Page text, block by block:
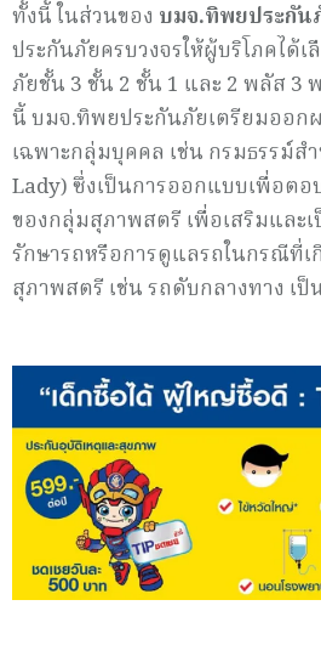
ทั้งนี้ ในส่วนของ บมจ.ทิพยประกัน
ประกันภัยครบวงจรให้ผู้บริโภคได้
ภัยชั้น 3 ชั้น 2 ชั้น 1 และ 2 พลัส 3
นี้ บมจ.ทิพยประกันภัยเตรียมออ
เฉพาะกลุ่มบุคคล เช่น กรมธรรม์ส
Lady) ซึ่งเป็นการออกแบบเพื่อต
ของกลุ่มสุภาพสตรี เพื่อเสริมและ
รักษารถหรือการดูแลรถในกรณีที่เ
สุภาพสตรี เช่น รถดับกลางทาง เ